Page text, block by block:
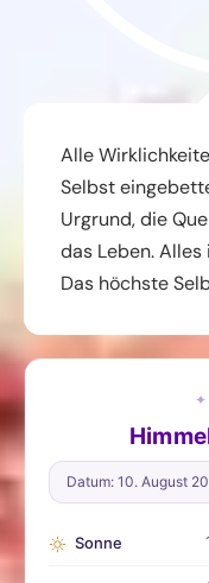
Alle
Selbst
Urgrund, die
das Leben.
Das höchste
✦
Datum: 10. August
Sonne